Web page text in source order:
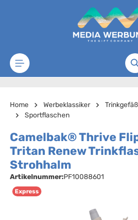
Zum Hauptinhalt springen
Home Werbeklassiker
Sportflaschen
Camelbak® Thrive
Tritan Renew
Strohhalm
Artikelnummer:PF10088601
Express
Bildergalerie überspringen